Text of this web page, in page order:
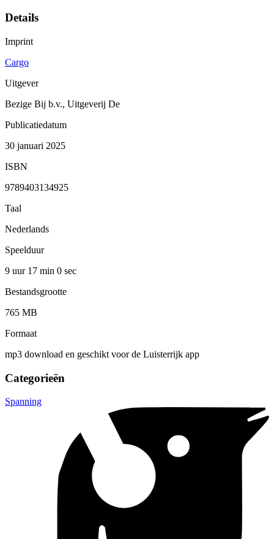
Details
Imprint
Cargo
Uitgever
Bezige Bij b.v., Uitgeverij De
Publicatiedatum
30 januari 2025
ISBN
9789403134925
Taal
Nederlands
Speelduur
9 uur 17 min 0 sec
Bestandsgrootte
765 MB
Formaat
mp3 download en geschikt voor de Luisterrijk app
Categorieën
Spanning